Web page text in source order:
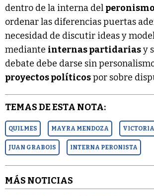
dentro de la interna del peronismo
ordenar las diferencias puertas
necesidad de discutir ideas y
mediante internas partidariasy
debate debe darse sin
proyectos políticospor sobre
TEMAS DE ESTA NOTA:
QUILMES MAYRA MENDOZA
JUAN GRABOIS INTERNA PERONISTA
MÁS NOTICIAS